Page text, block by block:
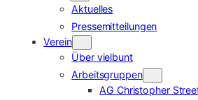
Aktuelles
Pressemitteilungen
Verein
Über vielbunt
Arbeitsgruppen
AG Christopher